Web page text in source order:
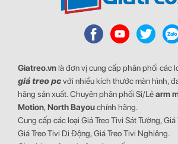
Giatreo.vnlà đơn vị cung cấp phân phối các
giá treo pcvới nhiều kích thước màn hình,
hãng sản xuất. Chuyên phân phối Sỉ/Lẻarm
Motion,North Bayouchính hãng.
Cung cấp các loại Giá Treo Tivi Sát Tường,
Giá Treo Tivi Di Động, Giá Treo Tivi Nghiêng.